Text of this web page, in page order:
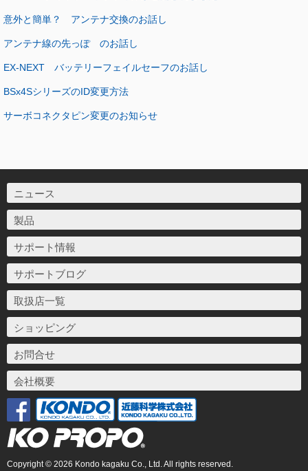
意外と簡単？ アンテナ交換のお話し
アンテナ線の先っぽ のお話し
EX-NEXT バッテリーフェイルセーフのお話し
BSx4SシリーズのID変更方法
サーボコネクタピン変更のお知らせ
ニュース
製品
サポート情報
サポートブログ
取扱店一覧
ショッピング
お問合せ
会社概要
Copyright © 2026 Kondo kagaku Co., Ltd. All rights reserved.